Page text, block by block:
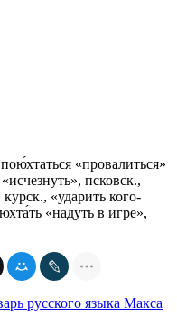
«провалиться»
псковск.,
«ударить кого-
«надуть в игре»,
русского языка Макса